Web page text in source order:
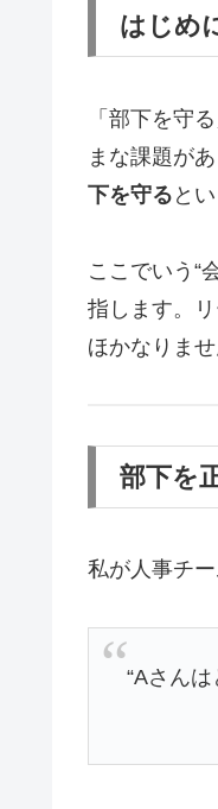
はじめ
「部下を守
まな課題が
下を守る と
ここでいう“
指します。
ほかなりま
部下を
私が人事チ
“Aさん